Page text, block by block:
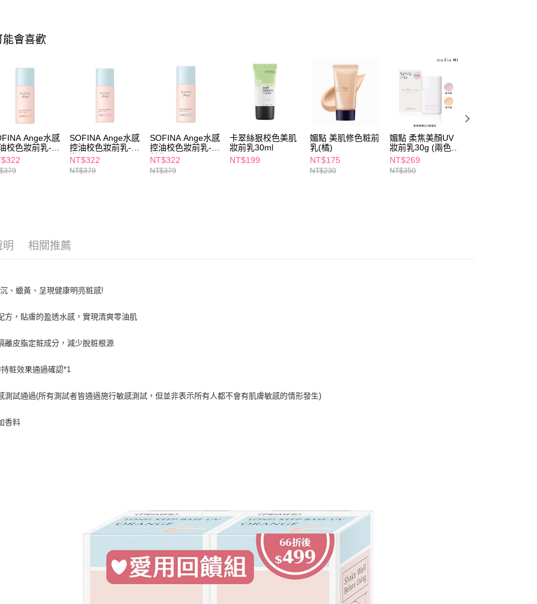
１．透過由恩沛科技股份有限公司提供之「AFTEE先享後付」服務完成之
交易，需依本服務之必要範圍內提供個人資料，並將交易相關給付款項請
求債權轉讓予恩沛科技股份有限公司。
２．關於個人資料處理事宜，請瀏覽以下網址：
https://aftee.tw/terms/#terms3
３．未成年的使用者請事先徵得法定代理人或監護人之同意方可使用
「AFTEE先享後付」，若未經同意申辦者引起之損失，本公司不負相關責
任。
４．使用「AFTEE先享後付」時，將依據個別帳號之用戶狀況，依本公司
即時審查核予不同之上限額度；若仍有額度不足之情形，本公司將視審查
7-11取貨付款
每筆NT$65，滿NT$490(含以上)免運費
付款後7-11取貨
每筆NT$65，滿NT$490(含以上)免運費
宅配(本島)
每筆NT$100，滿NT$790(含以上)免運費
能會喜歡
Ange水感
校色妝前乳-光
SOFINA Ange水感
控油校色妝前乳-透
嫩粉
NT$322
NT$379
SOFINA Ange水感
控油校色妝前乳-白
皙綠
NT$322
NT$379
卡翠絲狠校色美肌
妝前乳30ml
NT$199
媚點 美肌修色粧前
乳(橘)
NT$175
NT$230
媚點 柔焦美顏UV
妝前乳30g (兩色任
選)
NT$269
NT$350
明 相關推薦
、蠟黃、呈現健康明亮粧感!
方，貼膚的盈透水感，實現清爽零油肌
離皮脂定粧成分，減少脫粧根源
粧效果通過確認*1
測試通過(所有測試者皆通過施行敏感測試，但並非表示所有人都不會有肌膚敏感的情形發生)
香料